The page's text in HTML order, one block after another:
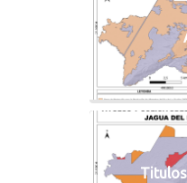
Titulos